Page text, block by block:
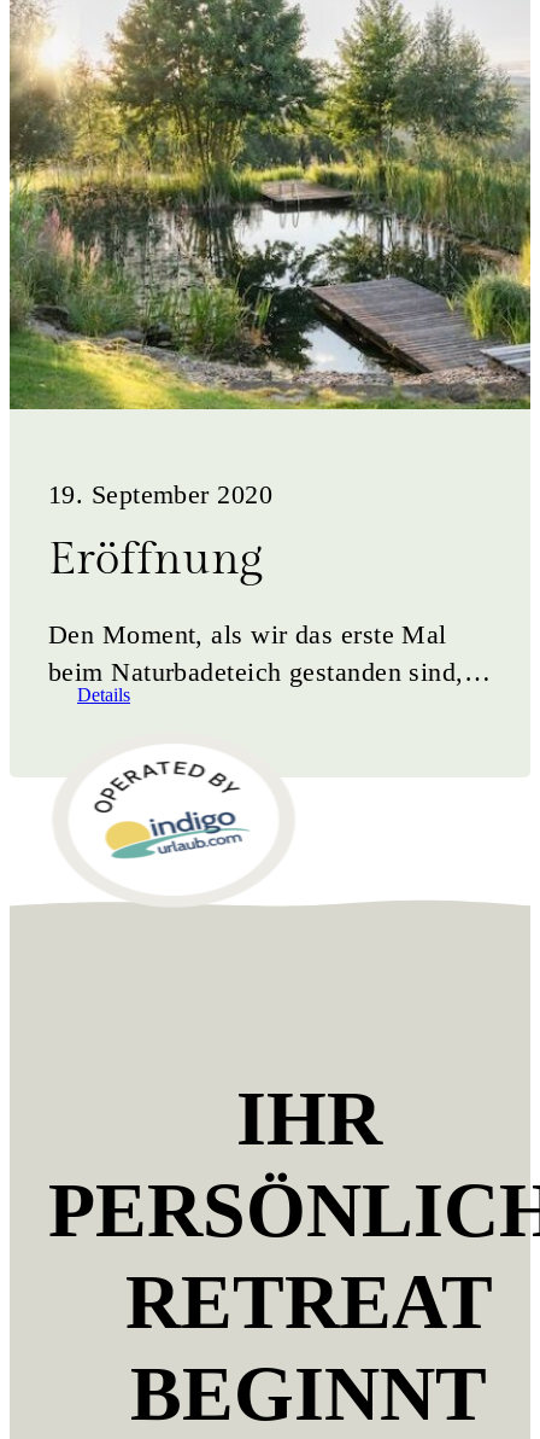
19. September 2020
Eröffnung
Den Moment, als wir das erste Mal
beim Naturbadeteich gestanden sind,
die sanft-hügelige Landschaft vor uns,
der 800 Jahre alte&hellip;
Details
IHR
RETREAT
BEGINNT